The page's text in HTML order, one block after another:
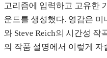
고리즘에 입력하고 고유한
운드를 생성했다. 영감은
와 Steve Reich의 시간성 작
의 작품 설명에서 이렇게 자